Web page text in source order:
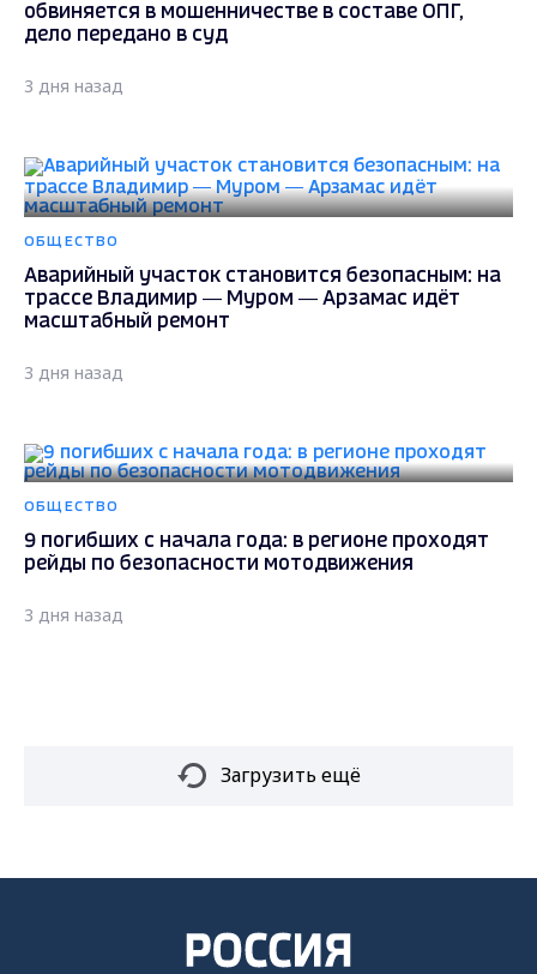
обвиняется в мошенничестве в составе ОПГ,
дело передано в суд
3 дня назад
ОБЩЕСТВО
Аварийный участок становится безопасным: на
трассе Владимир — Муром — Арзамас идёт
масштабный ремонт
3 дня назад
ОБЩЕСТВО
9 погибших с начала года: в регионе проходят
рейды по безопасности мотодвижения
3 дня назад
Загрузить ещё